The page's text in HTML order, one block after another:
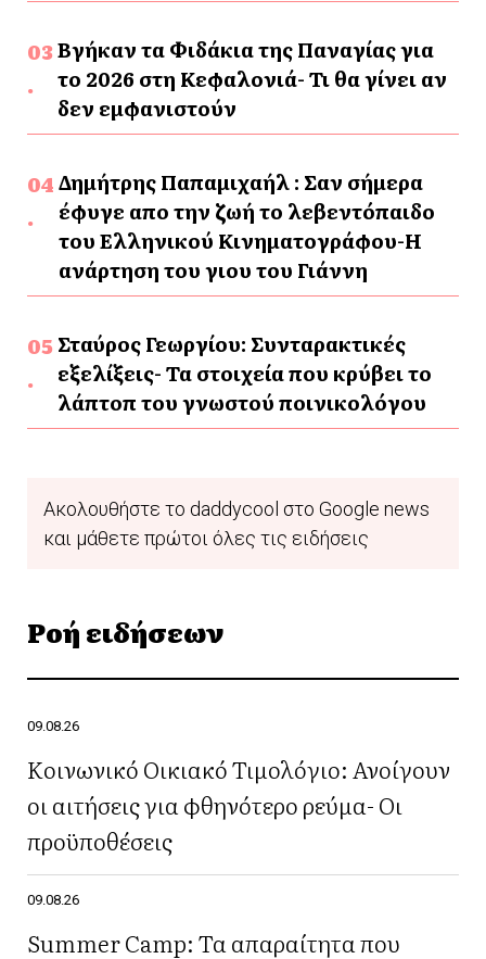
Βγήκαν τα Φιδάκια της Παναγίας για
το 2026 στη Κεφαλονιά- Τι θα γίνει αν
δεν εμφανιστούν
Δημήτρης Παπαμιχαήλ : Σαν σήμερα
έφυγε απο την ζωή το λεβεντόπαιδο
του Ελληνικού Κινηματογράφου-Η
ανάρτηση του γιου του Γιάννη
Σταύρος Γεωργίου: Συνταρακτικές
εξελίξεις- Τα στοιχεία που κρύβει το
λάπτοπ του γνωστού ποινικολόγου
Ακολουθήστε το daddycool στο Google news
και μάθετε πρώτοι όλες τις ειδήσεις
Ροή ειδήσεων
09.08.26
Κοινωνικό Οικιακό Τιμολόγιο: Ανοίγουν
οι αιτήσεις για φθηνότερο ρεύμα- Οι
προϋποθέσεις
09.08.26
Summer Camp: Τα απαραίτητα που